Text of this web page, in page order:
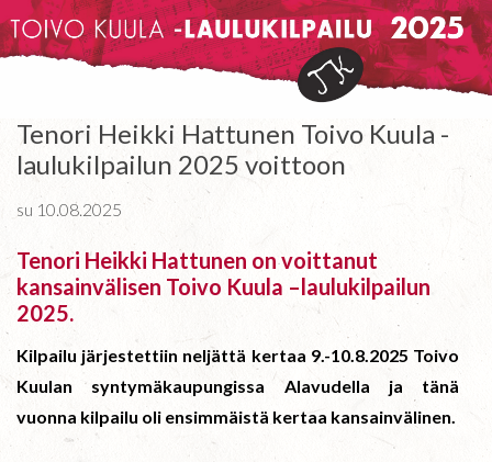
Tenori Heikki Hattunen Toivo Kuula -
laulukilpailun 2025 voittoon
su 10.08.2025
Tenori Heikki Hattunen on voittanut
kansainvälisen Toivo Kuula –laulukilpailun
2025.
Kilpailu järjestettiin neljättä kertaa 9.-10.8.2025 Toivo
Kuulan syntymäkaupungissa Alavudella ja tänä
vuonna kilpailu oli ensimmäistä kertaa kansainvälinen.